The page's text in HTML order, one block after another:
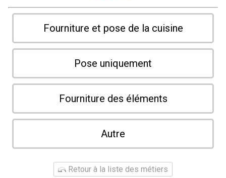
Fourniture et pose de la cuisine
Pose uniquement
Fourniture des éléments
Autre
Retour à la liste des métiers